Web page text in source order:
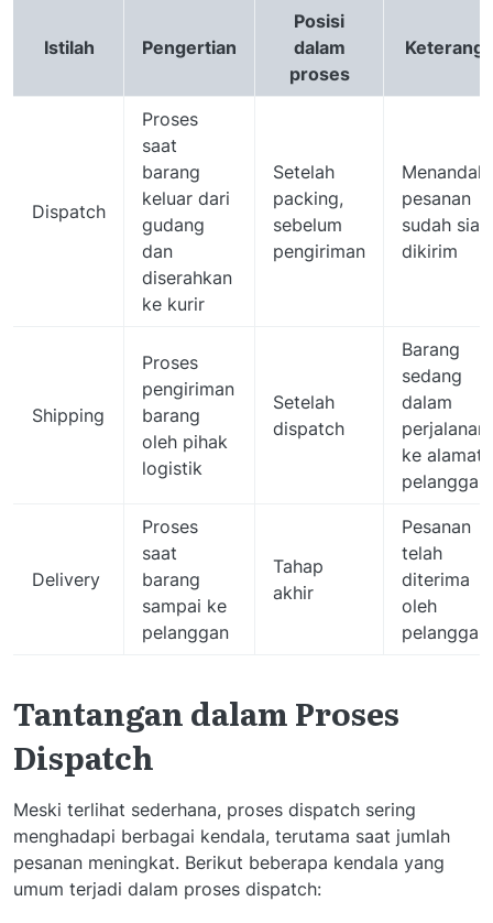
Istilah Pengertian
Posisi
dalam
proses
Dispatch
Proses
saat
barang
keluar dari
gudang
dan
diserahkan
ke kurir
Setelah
packing,
sebelum
pengiriman
pesanan
sudah siap
dikirim
Shipping
Proses
pengiriman
barang
oleh pihak
logistik
Setelah
dispatch
Barang
sedang
dalam
perjalanan
ke alamat
pelanggan
Delivery
Proses
saat
barang
sampai ke
pelanggan
Tahap
akhir
Pesanan
telah
diterima
oleh
pelanggan
Tantangan dalam Proses
Dispatch
Meski terlihat sederhana, proses dispatch sering
menghadapi berbagai kendala, terutama saat jumlah
pesanan meningkat. Berikut beberapa kendala yang
umum terjadi dalam proses dispatch: